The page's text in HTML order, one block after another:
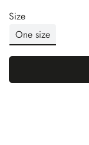
Size
One size